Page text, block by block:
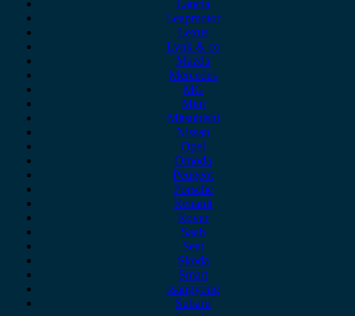
Lancia
Leapmotor
Lexus
Lynk & co
Mazda
Mercedes
MG
Mini
Mitsubishi
Nissan
Opel
Omoda
Peugeot
Porsche
Renault
Rover
Saab
Seat
Skoda
Smart
ssangyong
Subaru